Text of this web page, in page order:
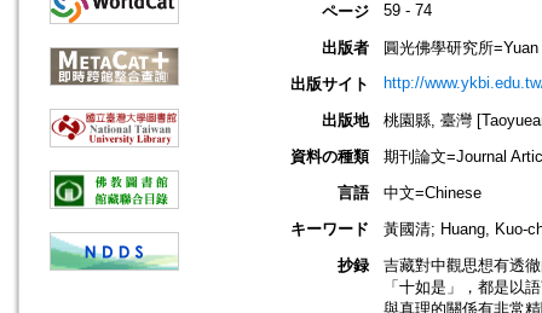
ページ 59 - 74
出版者
圓光佛學研究所
出版サイト
http://
出版地
桃園縣, 臺灣
資料の種類
期刊論文=Journal
言語
中文=Chinese
キーワード
黃國清; Huang, Kuo-
抄録
吉藏對中觀思想有透
「十如是」，都是以
與真理的關係有非常